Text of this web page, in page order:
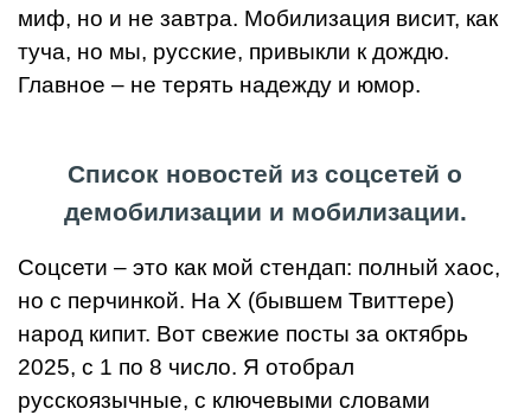
миф, но и не завтра. Мобилизация висит, как
туча, но мы, русские, привыкли к дождю.
Главное – не терять надежду и юмор.
Список новостей из соцсетей о
демобилизации и мобилизации.
Соцсети – это как мой стендап: полный хаос,
но с перчинкой. На X (бывшем Твиттере)
народ кипит. Вот свежие посты за октябрь
2025, с 1 по 8 число. Я отобрал
русскоязычные, с ключевыми словами